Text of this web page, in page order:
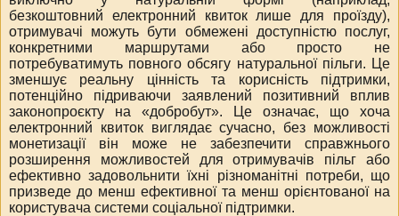
безкоштовний електронний квиток лише для проїзду),
отримувачі можуть бути обмежені доступністю послуг,
конкретними маршрутами або просто не
потребуватимуть повного обсягу натуральної пільги. Це
зменшує реальну цінність та корисність підтримки,
потенційно підриваючи заявлений позитивний вплив
законопроєкту на «добробут». Це означає, що хоча
електронний квиток виглядає сучасно, без можливості
монетизації він може не забезпечити справжнього
розширення можливостей для отримувачів пільг або
ефективно задовольнити їхні різноманітні потреби, що
призведе до менш ефективної та менш орієнтованої на
користувача системи соціальної підтримки.